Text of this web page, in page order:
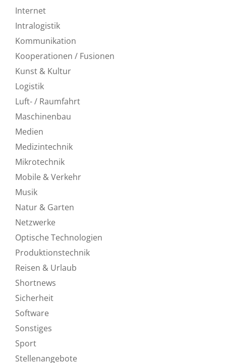
Internet
Intralogistik
Kommunikation
Kooperationen / Fusionen
Kunst & Kultur
Logistik
Luft- / Raumfahrt
Maschinenbau
Medien
Medizintechnik
Mikrotechnik
Mobile & Verkehr
Musik
Natur & Garten
Netzwerke
Optische Technologien
Produktionstechnik
Reisen & Urlaub
Shortnews
Sicherheit
Software
Sonstiges
Sport
Stellenangebote